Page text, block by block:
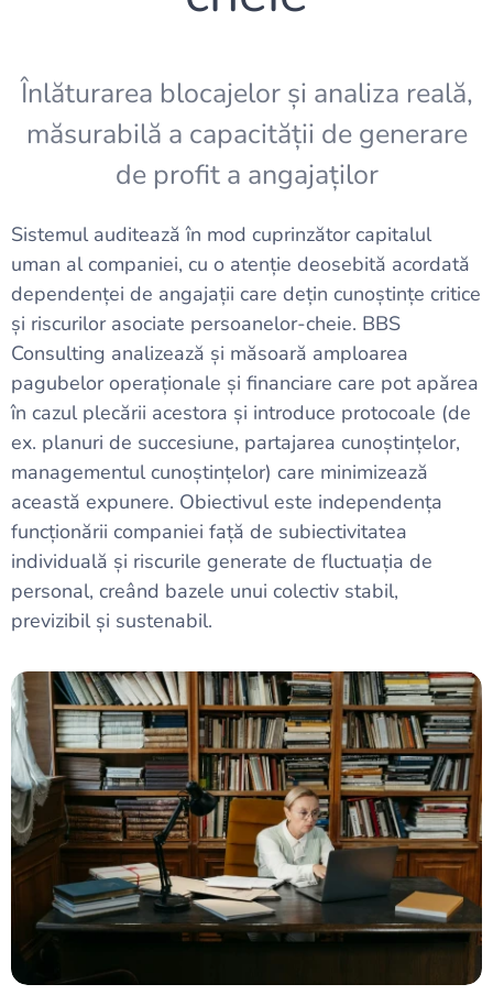
Înlăturarea blocajelor și analiza reală,
măsurabilă a capacității de generare
de profit a angajaților
Sistemul auditează în mod cuprinzător capitalul
uman al companiei, cu o atenție deosebită acordată
dependenței de angajații care dețin cunoștințe critice
și riscurilor asociate persoanelor-cheie. BBS
Consulting analizează și măsoară amploarea
pagubelor operaționale și financiare care pot apărea
în cazul plecării acestora și introduce protocoale (de
ex. planuri de succesiune, partajarea cunoștințelor,
managementul cunoștințelor) care minimizează
această expunere. Obiectivul este independența
funcționării companiei față de subiectivitatea
individuală și riscurile generate de fluctuația de
personal, creând bazele unui colectiv stabil,
previzibil și sustenabil.